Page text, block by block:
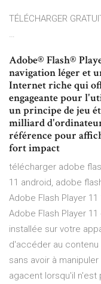
TÉLÉCHARGER
…
Adobe® Flash®
navigation léger et
Internet riche qui
engageante pour
un principe de jeu
milliard
référence pour
fort impact
télécharger adobe
11 android, adobe
Adobe Flash Player
Adobe Flash Player
installée sur votre
d'accéder au
sans avoir à
agacent lorsqu'il n'est